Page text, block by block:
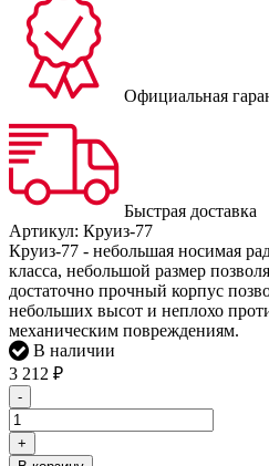
Официальная
Быстрая доставка
Артикул: Круиз-77
Круиз-77 - небольшая носимая
класса, небольшой размер
достаточно прочный корпус
небольших высот и неплохо
механическим повреждениям.
В наличии
3 212 ₽
-
+